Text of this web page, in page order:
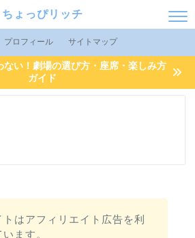
ちょっぴリッチ
プロフィール サイトマップ
ない！劇場の選び方・座席・楽しみ方
ガイド
トはアフィリエイト広告を利
ます。